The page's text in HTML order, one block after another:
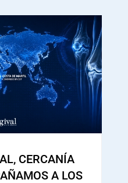
CERCANÍA
A LOS